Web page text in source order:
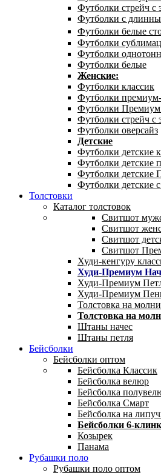
Футболки стрейч с
Футболки с
Футболки белые
Футболки
Футболки
Футболки белые
Женские:
Футболки классик
Футболки
Футболки
Футболки стрейч с
Футболки оверсайз
Детские
Футболки детские
Футболки детские
Футболки детские
Футболки детские
Толстовки
Каталог толстовок
Свитшот
Свитшот
Свитшот
Свитшот
Худи-кенгуру
Худи-Премиум
Худи-Премиум
Худи-Премиум
Толстовка на
Толстовка на
Штаны начес
Штаны петля
Бейсболки
Бейсболки оптом
Бейсболка Классик
Бейсболка велюр
Бейсболка
Бейсболка Смарт
Бейсболка на
Бейсболки 6-
Козырек
Панама
Рубашки поло
Рубашки поло оптом